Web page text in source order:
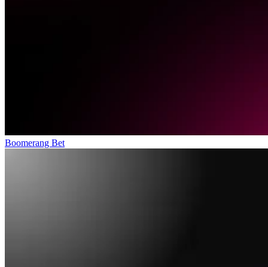
Boomerang Bet